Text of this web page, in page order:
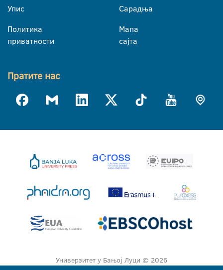
Упис
Политика
приватности
Сарадња
Мапа
сајта
Пратите нас
Универзитет у Бањој Луци © 2026